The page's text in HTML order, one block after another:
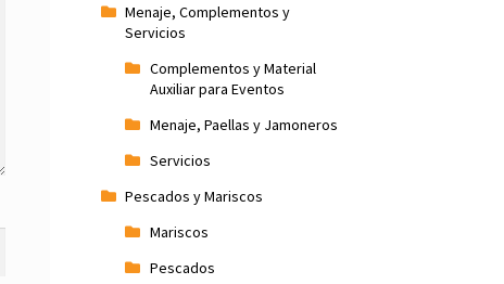
Menaje, Complementos y
Servicios
Complementos y Material
Auxiliar para Eventos
Menaje, Paellas y Jamoneros
Servicios
Pescados y Mariscos
Mariscos
Pescados